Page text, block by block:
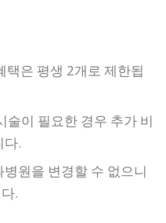
택은 평생 2개로 제한됩
술이 필요한 경우 추가 비
다.
원을 변경할 수 없으니
.